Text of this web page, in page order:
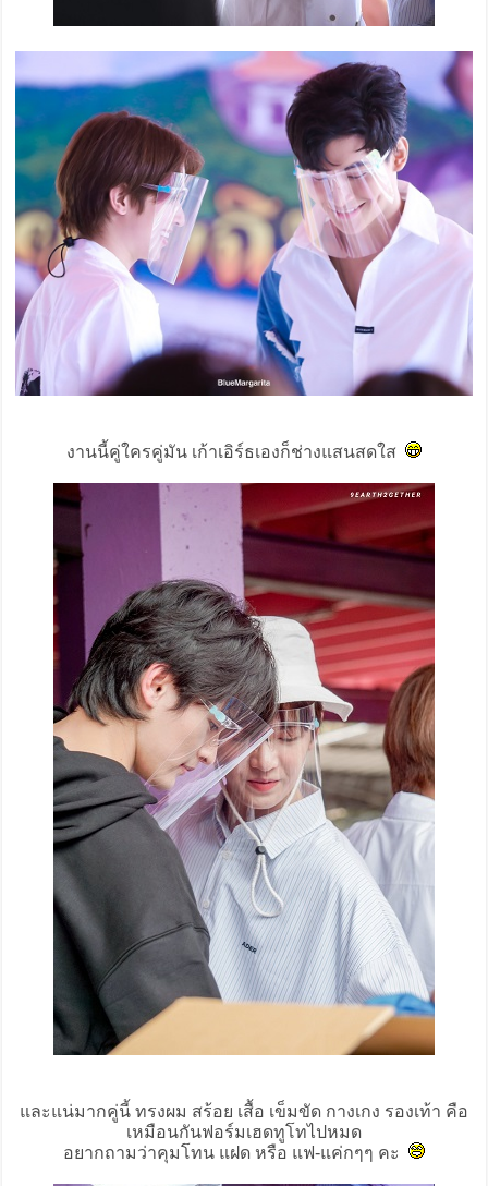
งานนี้คู่ใครคู่มัน เก้าเอิร์ธเองก็ช่างแสนสดใส
และแน่มากคู่นี้ ทรงผม สร้อย เสื้อ เข็มขัด กางเกง รองเท้า คือ
เหมือนกันฟอร์มเฮดทูโทไปหมด
อยากถามว่าคุมโทน แฝด หรือ แฟ-แค่กๆๆ คะ